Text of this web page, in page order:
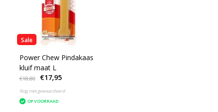
Sale
Power Chew Pindakaas
kluif maat L
€18,80 €17,95
Nog niet gewaardeerd
OP VOORRAAD